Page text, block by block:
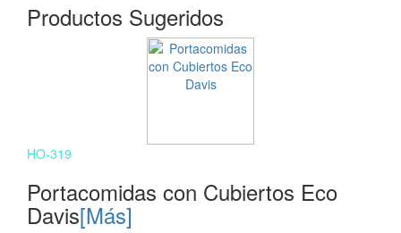
Productos Sugeridos
HO-319
Portacomidas con Cubiertos Eco
Davis[Más]